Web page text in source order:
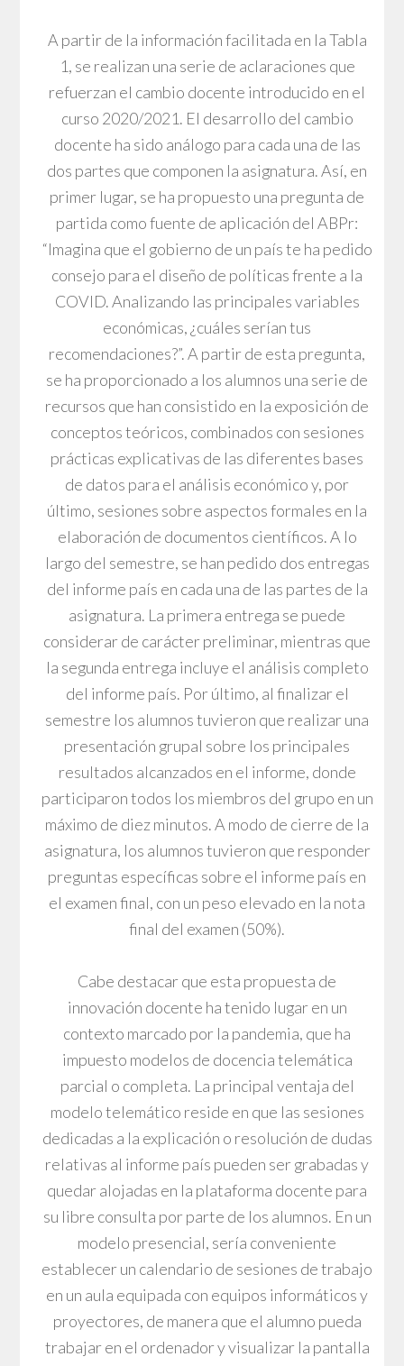
A partir de la información facilitada en la Tabla
1, se realizan una serie de aclaraciones que
refuerzan el cambio docente introducido en el
curso 2020/2021. El desarrollo del cambio
docente ha sido análogo para cada una de las
dos partes que componen la asignatura. Así, en
primer lugar, se ha propuesto una pregunta de
partida como fuente de aplicación del ABPr:
“Imagina que el gobierno de un país te ha pedido
consejo para el diseño de políticas frente a la
COVID. Analizando las principales variables
económicas, ¿cuáles serían tus
recomendaciones?”. A partir de esta pregunta,
se ha proporcionado a los alumnos una serie de
recursos que han consistido en la exposición de
conceptos teóricos, combinados con sesiones
prácticas explicativas de las diferentes bases
de datos para el análisis económico y, por
último, sesiones sobre aspectos formales en la
elaboración de documentos científicos. A lo
largo del semestre, se han pedido dos entregas
del informe país en cada una de las partes de la
asignatura. La primera entrega se puede
considerar de carácter preliminar, mientras que
la segunda entrega incluye el análisis completo
del informe país. Por último, al finalizar el
semestre los alumnos tuvieron que realizar una
presentación grupal sobre los principales
resultados alcanzados en el informe, donde
participaron todos los miembros del grupo en un
máximo de diez minutos. A modo de cierre de la
asignatura, los alumnos tuvieron que responder
preguntas específicas sobre el informe país en
el examen final, con un peso elevado en la nota
final del examen (50%).
Cabe destacar que esta propuesta de
innovación docente ha tenido lugar en un
contexto marcado por la pandemia, que ha
impuesto modelos de docencia telemática
parcial o completa. La principal ventaja del
modelo telemático reside en que las sesiones
dedicadas a la explicación o resolución de dudas
relativas al informe país pueden ser grabadas y
quedar alojadas en la plataforma docente para
su libre consulta por parte de los alumnos. En un
modelo presencial, sería conveniente
establecer un calendario de sesiones de trabajo
en un aula equipada con equipos informáticos y
proyectores, de manera que el alumno pueda
trabajar en el ordenador y visualizar la pantalla